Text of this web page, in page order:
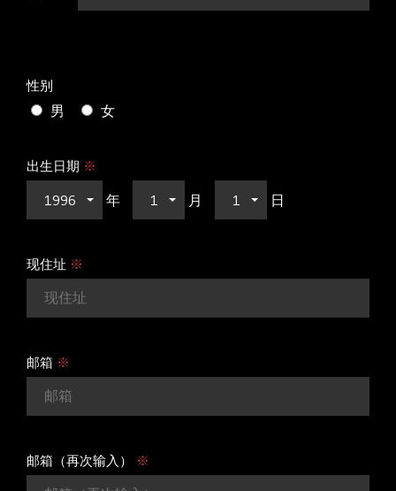
性别
男 女
出生日期 ※
1996 年 1 月 1 日
现住址 ※
邮箱 ※
邮箱（再次输入） ※